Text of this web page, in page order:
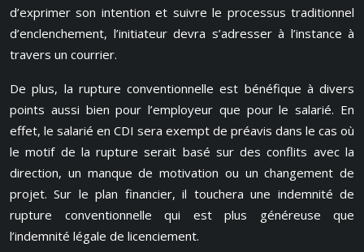
d’exprimer son intention et suivre le processus traditionnel
d’enclenchement, l’initiateur devra s’adresser à l’instance à
travers un courrier.
De plus, la rupture conventionnelle est bénéfique à divers
points aussi bien pour l’employeur que pour le salarié. En
effet, le salarié en CDI sera exempt de préavis dans le cas où
le motif de la rupture serait basé sur des conflits avec la
direction, un manque de motivation ou un changement de
projet. Sur le plan financier, il touchera une indemnité de
rupture conventionnelle qui est plus généreuse que
l’indemnité légale de licenciement.